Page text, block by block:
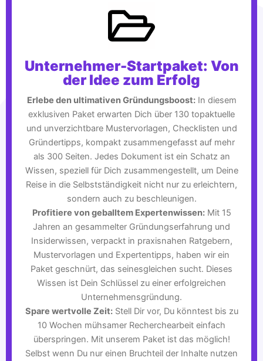
Unternehmer-Startpaket: Von
der Idee zum Erfolg
Erlebe den ultimativen Gründungsboost:In diesem
exklusiven Paket erwarten Dich über 130 topaktuelle
und unverzichtbare Mustervorlagen, Checklisten und
Gründertipps, kompakt zusammengefasst auf mehr
als 300 Seiten. Jedes Dokument ist ein Schatz an
Wissen, speziell für Dich zusammengestellt, um Deine
Reise in die Selbstständigkeit nicht nur zu erleichtern,
sondern auch zu beschleunigen.
Profitiere von geballtem Expertenwissen:Mit 15
Jahren an gesammelter Gründungserfahrung und
Insiderwissen, verpackt in praxisnahen Ratgebern,
Mustervorlagen und Expertentipps, haben wir ein
Paket geschnürt, das seinesgleichen sucht. Dieses
Wissen ist Dein Schlüssel zu einer erfolgreichen
Unternehmensgründung.
Spare wertvolle Zeit:Stell Dir vor, Du könntest bis zu
10 Wochen mühsamer Recherchearbeit einfach
überspringen. Mit unserem Paket ist das möglich!
Selbst wenn Du nur einen Bruchteil der Inhalte nutzen